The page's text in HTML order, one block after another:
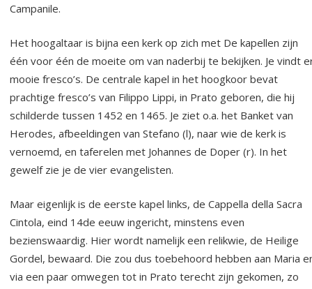
Campanile.
Het hoogaltaar is bijna een kerk op zich met De kapellen zijn
één voor één de moeite om van naderbij te bekijken. Je vindt
mooie fresco’s. De centrale kapel in het hoogkoor bevat
prachtige fresco’s van Filippo Lippi, in Prato geboren, die hij
schilderde tussen 1452 en 1465. Je ziet o.a. het Banket van
Herodes, afbeeldingen van Stefano (l), naar wie de kerk is
vernoemd, en taferelen met Johannes de Doper (r). In het
gewelf zie je de vier evangelisten.
Maar eigenlijk is de eerste kapel links, de Cappella della Sacra
Cintola, eind 14de eeuw ingericht, minstens even
bezienswaardig. Hier wordt namelijk een relikwie, de Heilige
Gordel, bewaard. Die zou dus toebehoord hebben aan Maria
via een paar omwegen tot in Prato terecht zijn gekomen, zo